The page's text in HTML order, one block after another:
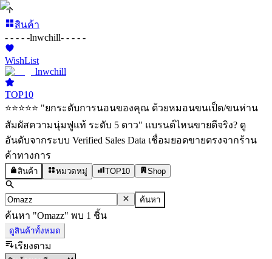
สินค้า
- - - - -lnwchill- - - - -
WishList
lnwchill
TOP10
⭐️⭐️⭐️⭐️⭐️ "ยกระดับการนอนของคุณ ด้วยหมอนขนเป็ด/ขนห่าน
สัมผัสความนุ่มฟูแท้ ระดับ 5 ดาว" แบรนด์ไหนขายดีจริง? ดู
อันดับจากระบบ Verified Sales Data เชื่อมยอดขายตรงจากร้าน
ค้าทางการ
สินค้า หมวดหมู่ TOP10 Shop
ค้นหา
ค้นหา "Omazz" พบ 1 ชิ้น
ดูสินค้าทั้งหมด
เรียงตาม